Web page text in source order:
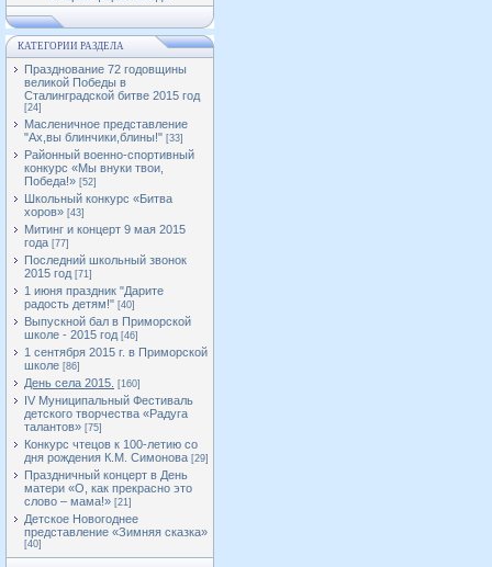
КАТЕГОРИИ РАЗДЕЛА
Празднование 72 годовщины
великой Победы в
Сталинградской битве 2015 год
[24]
Масленичное представление
"Ах,вы блинчики,блины!" [33]
Районный военно-спортивный
конкурс «Мы внуки твои,
Победа!» [52]
Школьный конкурс «Битва
хоров» [43]
Митинг и концерт 9 мая 2015
года [77]
Последний школьный звонок
2015 год [71]
1 июня праздник "Дарите
радость детям!" [40]
Выпускной бал в Приморской
школе - 2015 год [46]
1 сентября 2015 г. в Приморской
школе [86]
День села 2015. [160]
IV Муниципальный Фестиваль
детского творчества «Радуга
талантов» [75]
Конкурс чтецов к 100-летию со
дня рождения К.М. Симонова [29]
Праздничный концерт в День
матери «О, как прекрасно это
слово – мама!» [21]
Детское Новогоднее
представление «Зимняя сказка»
[40]